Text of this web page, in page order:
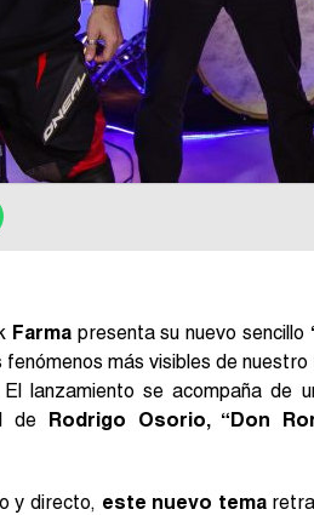
Farmapresenta su nuevo sencillo
fenómenos más visibles de
lanzamiento se acompaña de
de Rodrigo Osorio, “Don
y directo, este nuevo tema